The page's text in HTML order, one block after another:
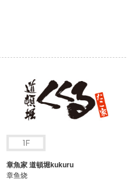
章魚家 道頓堀kukuru
章鱼烧